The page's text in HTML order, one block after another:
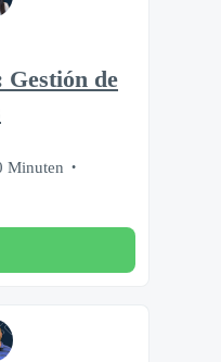
Gestión de
Minuten